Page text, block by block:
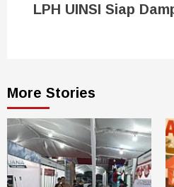
LPH UINSI Siap
More Stories